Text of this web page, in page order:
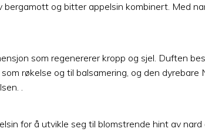
og bitter appelsin kombinert. Med
som regenererer kropp og sjel. Duften
røkelse og til balsamering, og den
.
for å utvikle seg til blomstrende hint av